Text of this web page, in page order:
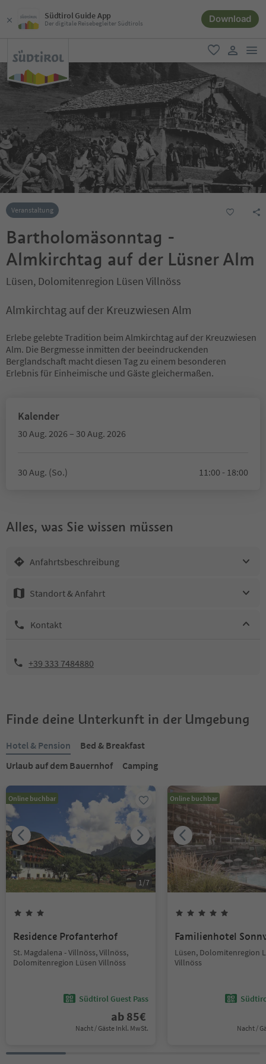
Südtirol Guide App
Der digitale Reisebegleiter Südtirols Download
favorit
user link
Veranstaltung
Bartholomäsonntag -
Almkirchtag auf der Lüsner Alm
Lüsen, Dolomitenregion Lüsen Villnöss
Almkirchtag auf der Kreuzwiesen Alm
Erlebe gelebte Tradition beim Almkirchtag auf der Kreuzwiesen
Alm. Die Bergmesse inmitten der beeindruckenden
Berglandschaft macht diesen Tag zu einem besonderen
Erlebnis für Einheimische und Gäste gleichermaßen.
Kalender
30 Aug. 2026 – 30 Aug. 2026
30 Aug. (So.) 11:00 - 18:00
Alles, was Sie wissen müssen
Anfahrtsbeschreibung
Standort & Anfahrt
Kontakt
+39 333 7484880
Finde deine Unterkunft in der Umgebung
Hotel & Pension
Bed & Breakfast
Urlaub auf dem Bauernhof
Camping
Online buchbar
1/7
Residence Profanterhof
St. Magdalena - Villnöss, Villnöss,
Dolomitenregion Lüsen Villnöss
Südtirol Guest Pass
ab 85€
Nacht / Gäste Inkl. MwSt.
Online buchbar
Familienhotel
Lüsen, Dolomitenregion
Villnöss
Nacht /